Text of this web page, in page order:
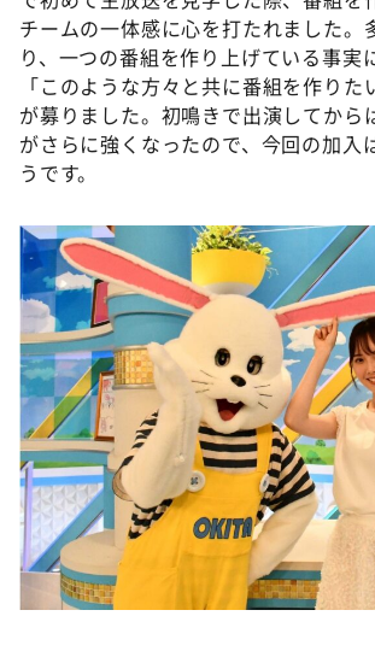
チームの一体感に心を打たれました。
り、一つの番組を作り上げている事実
「このような方々と共に番組を作りた
が募りました。初鳴きで出演してから
がさらに強くなったので、今回の加入
うです。